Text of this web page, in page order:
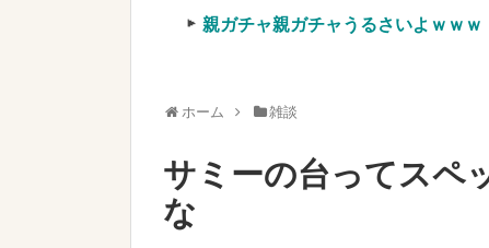
親ガチャ親ガチャうるさいよｗｗｗ
ホーム 雑談
サミーの台ってスペ
な